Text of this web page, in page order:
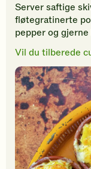
Server saftige
fløtegratinerte
pepper og
Vil du tilberede